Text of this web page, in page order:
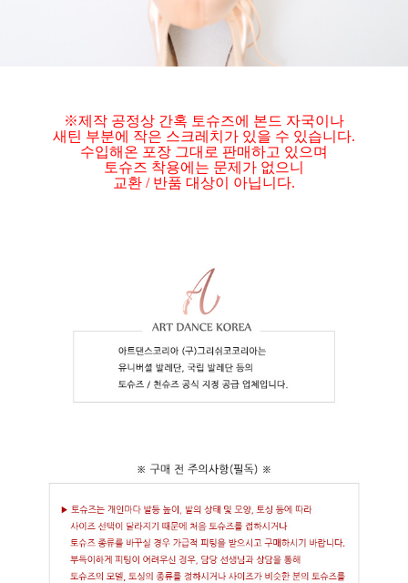
※제작 공정상 간혹 토슈즈에 본드 자국이나
새틴 부분에 작은 스크레치가 있을 수 있습니다.
수입해온 포장 그대로 판매하고 있으며
토슈즈 착용에는 문제가 없으니
교환 / 반품 대상이 아닙니다.